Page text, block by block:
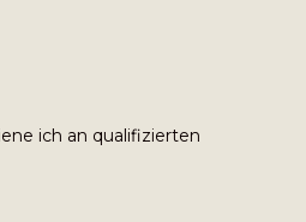
ich an qualifizierten